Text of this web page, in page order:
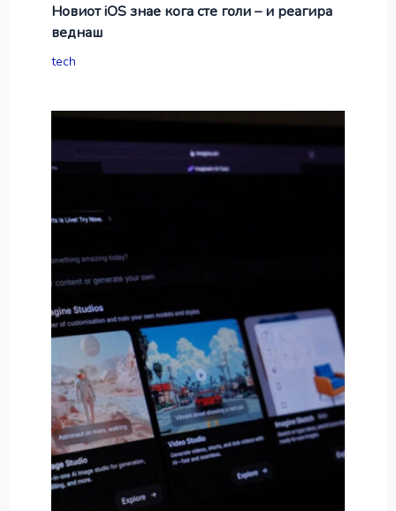
Новиот iOS знае кога сте голи – и реагира
веднаш
tech